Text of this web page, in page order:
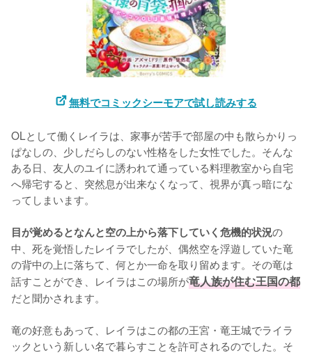
無料でコミックシーモアで試し読みする
OLとして働くレイラは、家事が苦手で部屋の中も散らかりっ
ぱなしの、少しだらしのない性格をした女性でした。そんな
ある日、友人のユイに誘われて通っている料理教室から自宅
へ帰宅すると、突然息が出来なくなって、視界が真っ暗にな
ってしまいます。
目が覚めるとなんと空の上から落下していく危機的状況の
中、死を覚悟したレイラでしたが、偶然空を浮遊していた竜
の背中の上に落ちて、何とか一命を取り留めます。その竜は
話すことができ、レイラはこの場所が竜人族が住む王国の都
だと聞かされます。
竜の好意もあって、レイラはこの都の王宮・竜王城でライラ
ックという新しい名で暮らすことを許可されるのでした。そ